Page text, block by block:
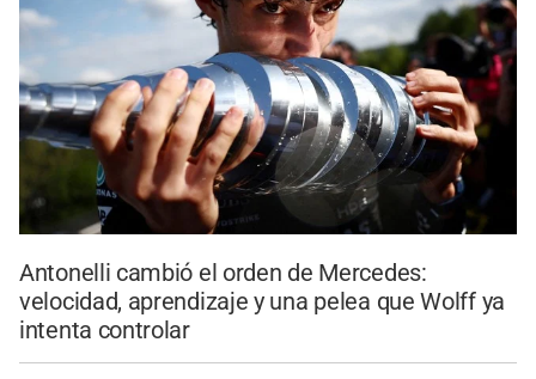
Antonelli cambió el orden de Mercedes:
velocidad, aprendizaje y una pelea que Wolff ya
intenta controlar